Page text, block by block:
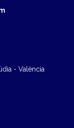
- València